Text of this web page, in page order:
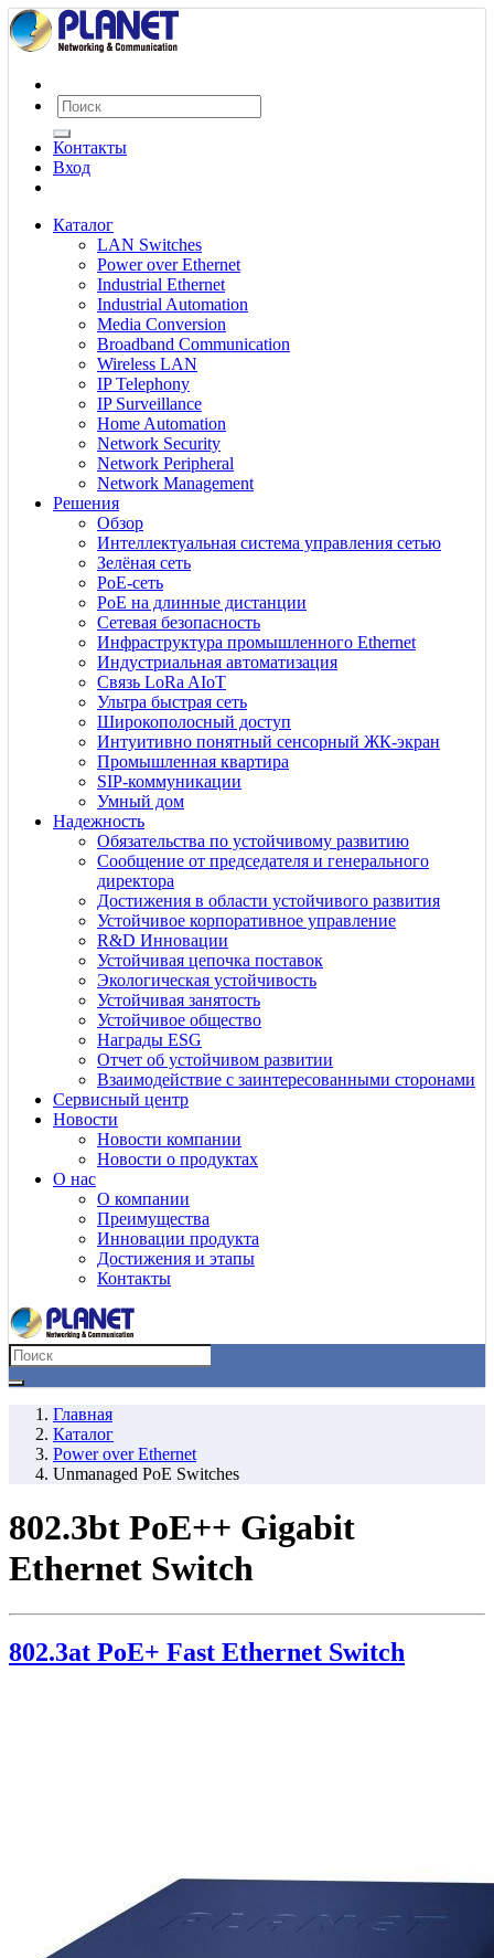
Контакты
Вход
Каталог
LAN Switches
Power over Ethernet
Industrial Ethernet
Industrial Automation
Media Conversion
Broadband Communication
Wireless LAN
IP Telephony
IP Surveillance
Home Automation
Network Security
Network Peripheral
Network Management
Решения
Обзор
Интеллектуальная система управления сетью
Зелёная сеть
PoE-сеть
PoE на длинные дистанции
Сетевая безопасность
Инфраструктура промышленного Ethernet
Индустриальная автоматизация
Связь LoRa AIoT
Ультра быстрая сеть
Широкополосный доступ
Интуитивно понятный сенсорный ЖК-экран
Промышленная квартира
SIP-коммуникации
Умный дом
Надежность
Обязательства по устойчивому развитию
Сообщение от председателя и генерального
директора
Достижения в области устойчивого развития
Устойчивое корпоративное управление
R&D Инновации
Устойчивая цепочка поставок
Экологическая устойчивость
Устойчивая занятость
Устойчивое общество
Награды ESG
Отчет об устойчивом развитии
Взаимодействие с заинтересованными сторонами
Сервисный центр
Новости
Новости компании
Новости о продуктах
О нас
О компании
Преимущества
Инновации продукта
Достижения и этапы
Контакты
Главная
Каталог
Power over Ethernet
Unmanaged PoE Switches
802.3bt PoE++ Gigabit
Ethernet Switch
802.3at PoE+ Fast Ethernet Switch